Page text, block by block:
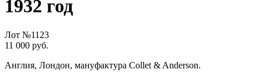
1932 год
Лот №1123
11 000 руб.
Англия, Лондон, мануфактура Collet & Anderson.